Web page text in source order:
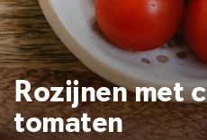
Rozijnen met
tomaten